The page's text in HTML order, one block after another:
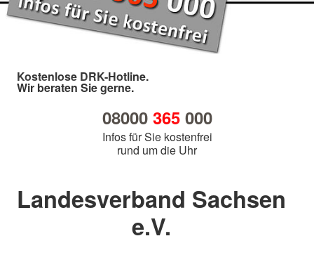
Kostenlose DRK-Hotline.
Wir beraten Sie gerne.
08000 365000
Infos für Sie kostenfrei
rund um die Uhr
Landesverband Sachsen
e.V.